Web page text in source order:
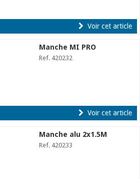
Voir cet article
Manche MI PRO
Ref. 420232
Voir cet article
Manche alu 2x1.5M
Ref. 420233